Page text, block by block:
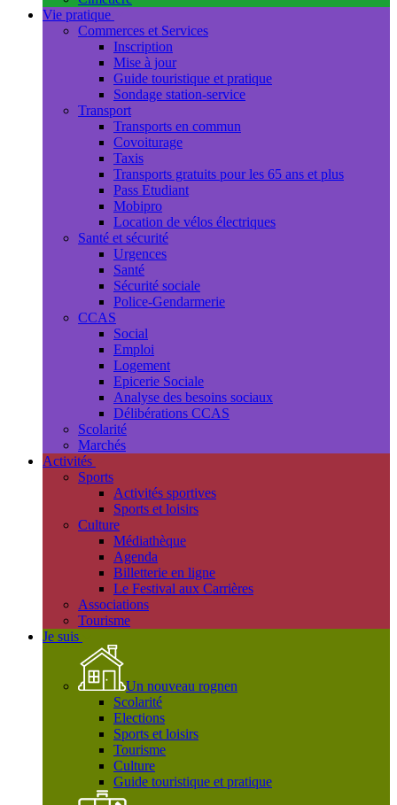
Vie pratique
Commerces et Services
Inscription
Mise à jour
Guide touristique et pratique
Sondage station-service
Transport
Transports en commun
Covoiturage
Taxis
Transports gratuits pour les 65 ans et plus
Pass Etudiant
Mobipro
Location de vélos électriques
Santé et sécurité
Urgences
Santé
Sécurité sociale
Police-Gendarmerie
CCAS
Social
Emploi
Logement
Epicerie Sociale
Analyse des besoins sociaux
Délibérations CCAS
Scolarité
Marchés
Activités
Sports
Activités sportives
Sports et loisirs
Culture
Médiathèque
Agenda
Billetterie en ligne
Le Festival aux Carrières
Associations
Tourisme
Je suis
Un nouveau rognen
Scolarité
Elections
Sports et loisirs
Tourisme
Culture
Guide touristique et pratique